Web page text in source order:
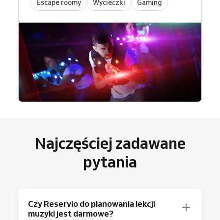
Escape roomy Wycieczki Gaming
Najczęściej zadawane
pytania
Czy Reservio do planowania lekcji
muzyki jest darmowe?